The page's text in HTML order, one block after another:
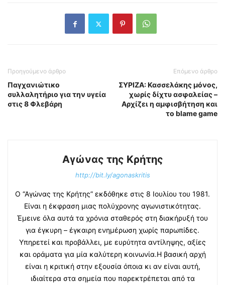
Προηγούμενο άρθρο
Παγχανιώτικο
συλλαλητήριο για την υγεία
στις 8 Φλεβάρη
Επόμενο άρθρο
ΣΥΡΙΖΑ: Κασσελάκης μόνος,
χωρίς δίχτυ ασφαλείας –
Αρχίζει η αμφισβήτηση και
το blame game
Αγώνας της Κρήτης
http://bit.ly/agonaskritis
Ο “Αγώνας της Κρήτης” εκδόθηκε στις 8 Ιουλίου του 1981.
Είναι η έκφραση μιας πολύχρονης αγωνιστικότητας.
Έμεινε όλα αυτά τα χρόνια σταθερός στη διακήρυξή του
για έγκυρη – έγκαιρη ενημέρωση χωρίς παρωπίδες.
Υπηρετεί και προβάλλει, με ευρύτητα αντίληψης, αξίες
και οράματα για μία καλύτερη κοινωνία.Η βασική αρχή
είναι η κριτική στην εξουσία όποια κι αν είναι αυτή,
ιδιαίτερα στα σημεία που παρεκτρέπεται από τα